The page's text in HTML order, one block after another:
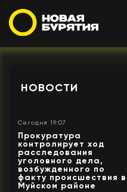
НОВОСТИ
Сегодня 19:07
Прокуратура
контролирует ход
расследования
уголовного дела,
возбужденного по
факту происшествия в
Муйском районе